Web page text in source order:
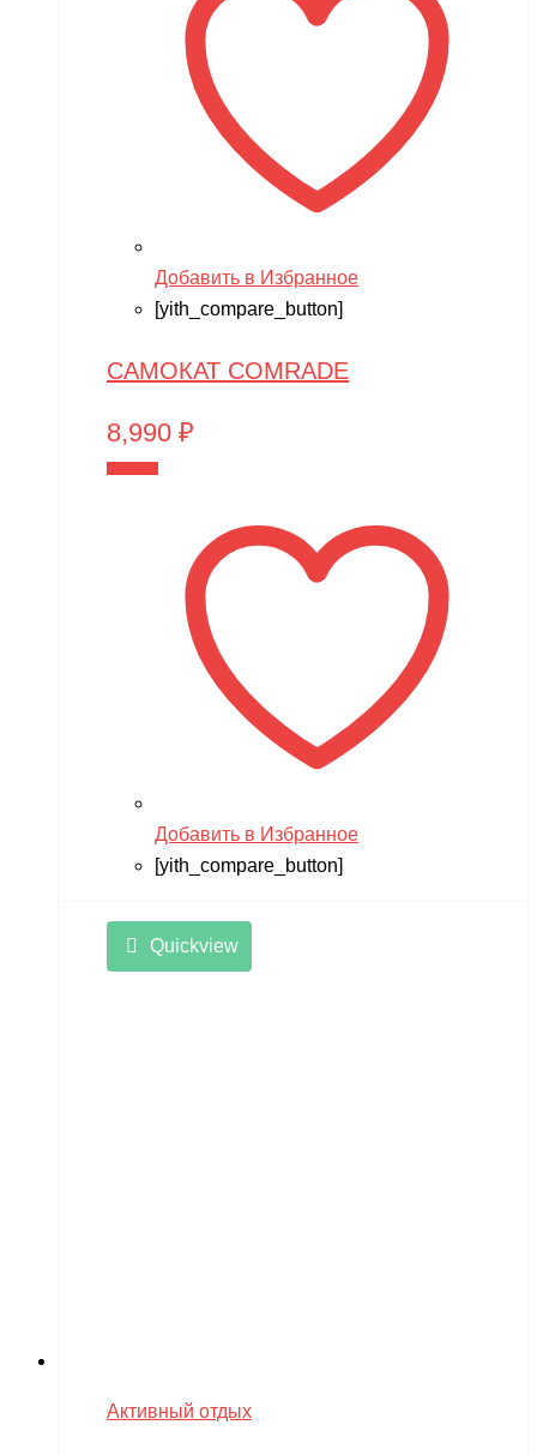
Добавить в Избранное
[yith_compare_button]
САМОКАТ COMRADE
8,990 ₽
Добавить в Избранное
[yith_compare_button]
Quickview
Активный отдых